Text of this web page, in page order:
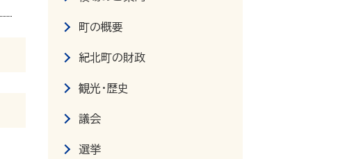
町の概要
紀北町の財政
観光・歴史
議会
選挙